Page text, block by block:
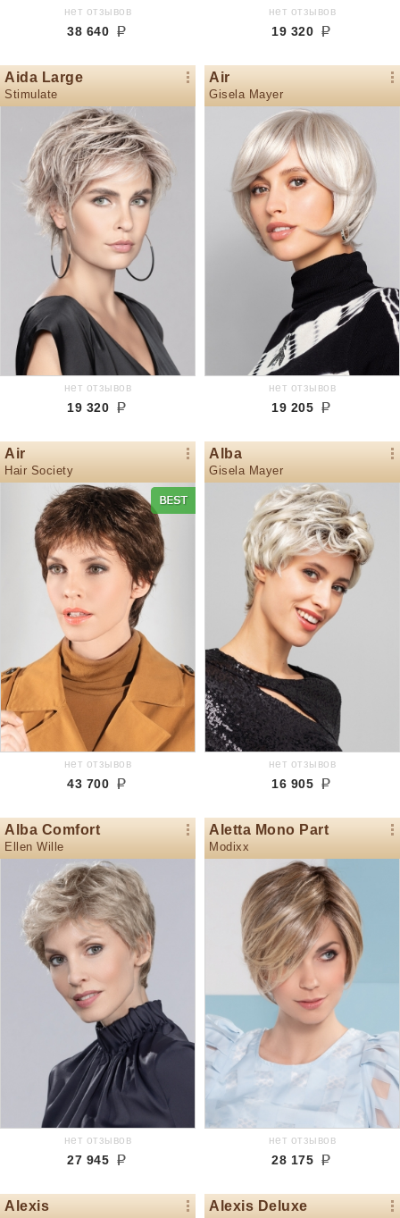
нет отзывов
38 640
нет отзывов
19 320
Aida Large
Stimulate
нет отзывов
19 320
Air
Gisela Mayer
нет отзывов
19 205
Air
Hair Society
нет отзывов
43 700
Alba
Gisela Mayer
нет отзывов
16 905
Alba Comfort
Ellen Wille
нет отзывов
27 945
Aletta Mono Part
Modixx
нет отзывов
28 175
Alexis Alexis Deluxe